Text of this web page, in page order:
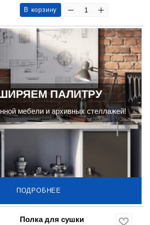
В корзину
ПАЛИТРУ
мебели и архивных стеллажей!
ПОДРОБНЕЕ
Полка для сушки